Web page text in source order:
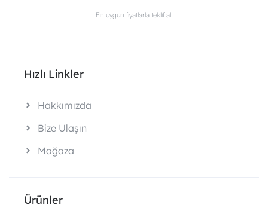
En uygun fiyatlarla teklif al!
Hızlı Linkler
Hakkımızda
Bize Ulaşın
Mağaza
Ürünler